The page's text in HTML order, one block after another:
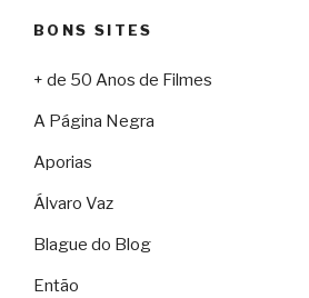
BONS SITES
+ de 50 Anos de Filmes
A Página Negra
Aporias
Álvaro Vaz
Blague do Blog
Então